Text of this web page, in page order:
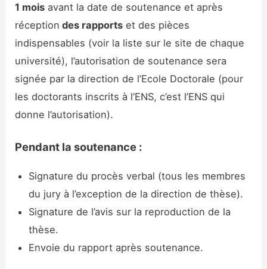
1 mois avant la date de soutenance et après
réception des rapports et des pièces
indispensables (voir la liste sur le site de chaque
université), l’autorisation de soutenance sera
signée par la direction de l’Ecole Doctorale (pour
les doctorants inscrits à l’ENS, c’est l’ENS qui
donne l’autorisation).
Pendant la soutenance :
Signature du procès verbal (tous les membres
du jury à l’exception de la direction de thèse).
Signature de l’avis sur la reproduction de la
thèse.
Envoie du rapport après soutenance.